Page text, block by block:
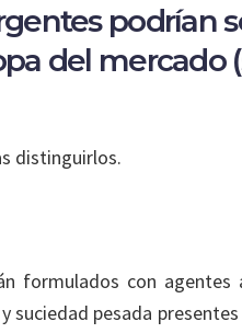
podrían
del mercado
distinguirlos.
formulados con agentes
suciedad pesada